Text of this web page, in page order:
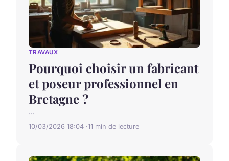
TRAVAUX
Pourquoi choisir un fabricant
et poseur professionnel en
Bretagne ?
...
10/03/2026 18:04 11 min de lecture